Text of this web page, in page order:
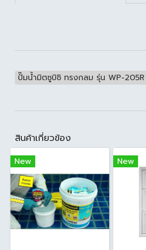
ปั๊มน้ำมิตซูบิชิ ทรงกลม รุ่น WP-205R
สินค้าเกี่ยวข้อง
New New